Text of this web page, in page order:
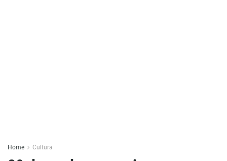
Home Cultura